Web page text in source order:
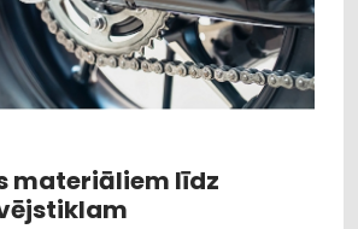
materiāliem līdz